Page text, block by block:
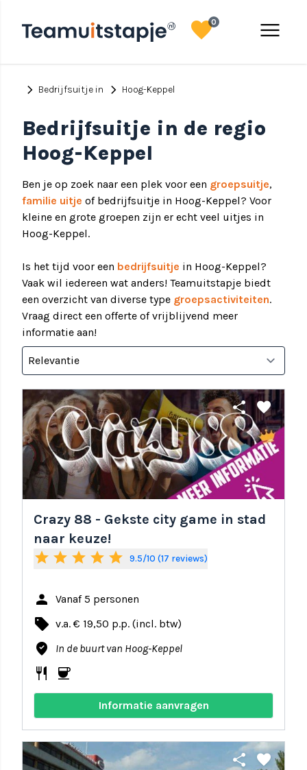
menu
favorite0
chevron_right Bedrijfsuitje in chevron_right Hoog-Keppel
Bedrijfsuitje in de regio
Hoog-Keppel
Ben je op zoek naar een plek voor een groepsuitje,
familie uitje of bedrijfsuitje in Hoog-Keppel? Voor
kleine en grote groepen zijn er echt veel uitjes in
Hoog-Keppel.
Is het tijd voor een bedrijfsuitje in Hoog-Keppel?
Vaak wil iedereen wat anders! Teamuitstapje biedt
een overzicht van diverse type groepsactiviteiten.
Vraag direct een offerte of vrijblijvend meer
informatie aan!
share favorite
Crazy 88 - Gekste city game in stad
naar keuze!
star star star star star 9.5/10 (17 reviews)
person Vanaf 5 personen
local_offer v.a. € 19,50 p.p. (incl. btw)
where_to_vote In de buurt van Hoog-Keppel
restaurant coffee
Informatie aanvragen
share favorite